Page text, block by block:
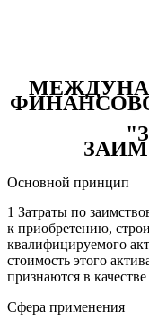
Основной принцип
1 Затраты по
к приобретению,
квалифицируемого
стоимость этого
признаются в качестве
Сфера применения